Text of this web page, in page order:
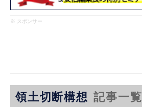
※ スポンサー
領土切断構想 記事一覧